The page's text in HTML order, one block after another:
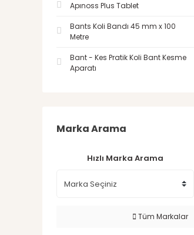
Apınoss Plus Tablet
Bants Koli Bandı 45 mm x 100
Metre
Bant - Kes Pratik Koli Bant Kesme
Aparatı
Marka Arama
Hızlı Marka Arama
Tüm Markalar